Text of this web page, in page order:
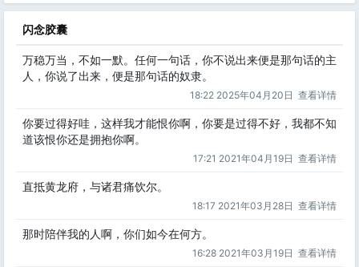
闪念胶囊
万稳万当，不如一默。任何一句话，你不说出来便是那句话的主
人，你说了出来，便是那句话的奴隶。
18:22 2025年04月20日 查看详情
你要过得好哇，这样我才能恨你啊，你要是过得不好，我都不知
道该恨你还是拥抱你啊。
17:21 2021年04月19日 查看详情
直抵黄龙府，与诸君痛饮尔。
18:17 2021年03月28日 查看详情
那时陪伴我的人啊，你们如今在何方。
16:28 2021年03月19日 查看详情